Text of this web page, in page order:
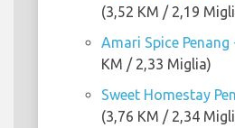
(3,52 KM / 2,19
Amari Spice Penang
KM / 2,33 Miglia)
Sweet Homestay
(3,76 KM / 2,34